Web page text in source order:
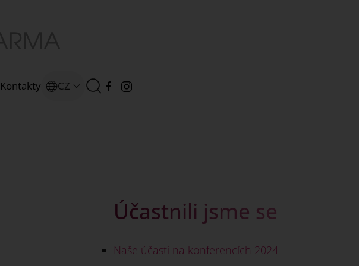
Kontakty CZ
Účastnili jsme se
Naše účasti na konferencích 2024